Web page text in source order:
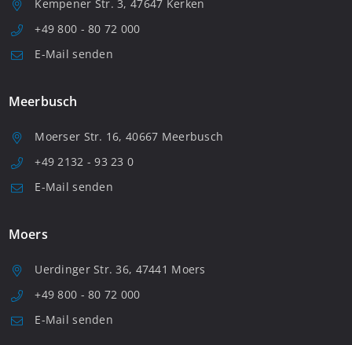
Kempener Str. 3, 47647 Kerken
+49 800 - 80 72 000
E-Mail senden
Meerbusch
Moerser Str. 16, 40667 Meerbusch
+49 2132 - 93 23 0
E-Mail senden
Moers
Uerdinger Str. 36, 47441 Moers
+49 800 - 80 72 000
E-Mail senden